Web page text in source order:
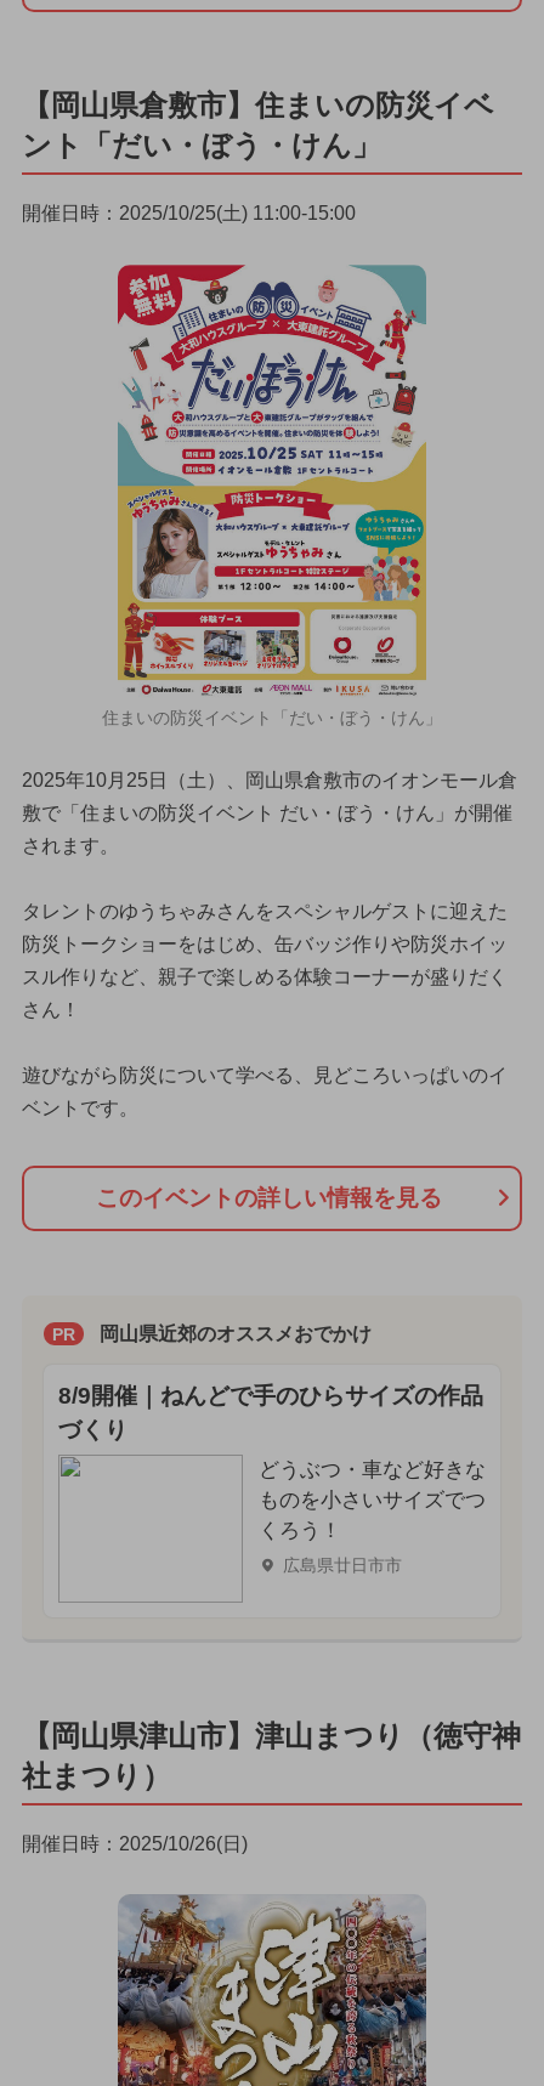
【岡山県倉敷市】住まいの防災イベ
ント「だい・ぼう・けん」
開催日時：2025/10/25(土) 11:00-15:00
住まいの防災イベント「だい・ぼう・けん」
2025年10月25日（土）、岡山県倉敷市のイオンモール倉
敷で「住まいの防災イベント だい・ぼう・けん」が開催
されます。
タレントのゆうちゃみさんをスペシャルゲストに迎えた
防災トークショーをはじめ、缶バッジ作りや防災ホイッ
スル作りなど、親子で楽しめる体験コーナーが盛りだく
さん！
遊びながら防災について学べる、見どころいっぱいのイ
ベントです。
このイベントの詳しい情報を見る
PR 岡山県近郊のオススメおでかけ
8/9開催｜ねんどで手のひらサイズの作品
づくり
どうぶつ・車など好きな
ものを小さいサイズでつ
くろう！
広島県廿日市市
【岡山県津山市】津山まつり（徳守神
社まつり）
開催日時：2025/10/26(日)